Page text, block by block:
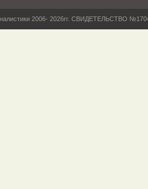
2006- 2026гг. СВИДЕТЕЛЬСТВО